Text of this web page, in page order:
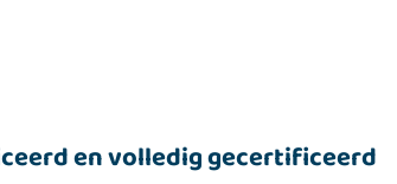
en volledig gecertificeerd